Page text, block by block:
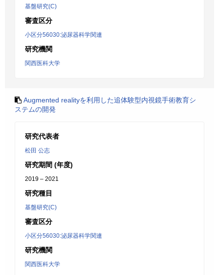
基盤研究(C)
審査区分
小区分56030:泌尿器科学関連
研究機関
関西医科大学
Augmented realityを利用した追体験型内視鏡手術教育シ
ステムの開発
研究代表者
松田 公志
研究期間 (年度)
2019 – 2021
研究種目
基盤研究(C)
審査区分
小区分56030:泌尿器科学関連
研究機関
関西医科大学